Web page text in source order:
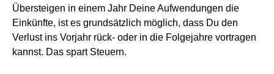
Übersteigen in einem Jahr Deine Aufwendungen die
Einkünfte, ist es grundsätzlich möglich, dass Du den
Verlust ins Vorjahr rück- oder in die Folgejahre vortragen
kannst. Das spart Steuern.